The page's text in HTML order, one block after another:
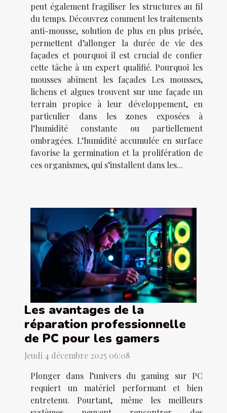
peut également fragiliser les structures au fil
du temps. Découvrez comment les traitements
anti-mousse, solution de plus en plus prisée,
permettent d’allonger la durée de vie des
façades et pourquoi il est crucial de confier
cette tâche à un expert qualifié. Pourquoi les
mousses abîment les façades Les mousses,
lichens et algues trouvent sur une façade un
terrain propice à leur développement, en
particulier dans les zones exposées à
l’humidité constante ou partiellement
ombragées. L’humidité accumulée en surface
favorise la germination et la prolifération de
ces organismes, qui s’installent dans les...
Les avantages de la
réparation professionnelle
de PC pour les gamers
Jeudi 4 décembre 2025 06:08
Plonger dans l’univers du gaming sur PC
requiert un matériel performant et bien
entretenu. Pourtant, même les meilleurs